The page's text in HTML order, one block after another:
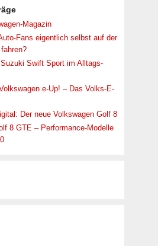
Magazin
Fans eigentlich selbst auf der
Swift Sport im Alltags-
e-Up! – Das Volks-E-
Der neue Volkswagen Golf 8
8 GTE – Performance-Modelle